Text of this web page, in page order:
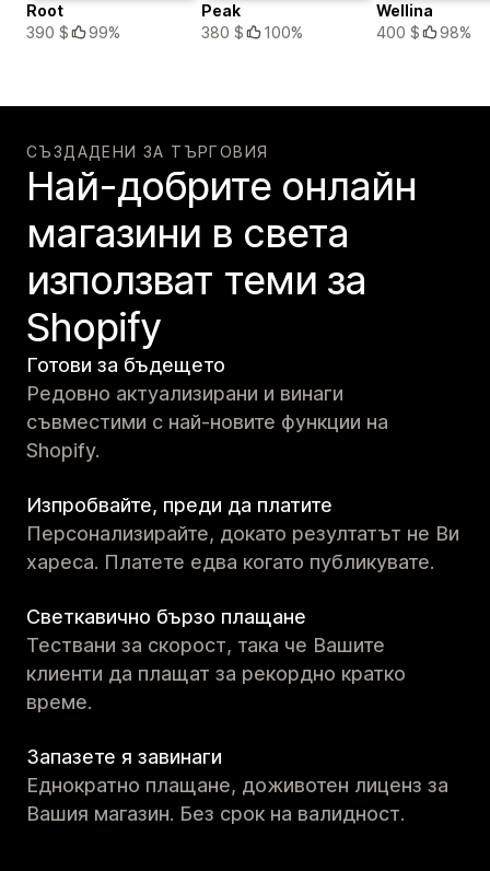
Root
390 $
99%
Peak
380 $
100%
Wellina
400 $
98%
СЪЗДАДЕНИ ЗА ТЪРГОВИЯ
Най-добрите онлайн
магазини в света
използват теми за
Shopify
Готови за бъдещето
Редовно актуализирани и винаги
съвместими с най-новите функции на
Shopify.
Изпробвайте, преди да платите
Персонализирайте, докато резултатът не Ви
хареса. Платете едва когато публикувате.
Светкавично бързо плащане
Тествани за скорост, така че Вашите
клиенти да плащат за рекордно кратко
време.
Запазете я завинаги
Еднократно плащане, доживотен лиценз за
Вашия магазин. Без срок на валидност.